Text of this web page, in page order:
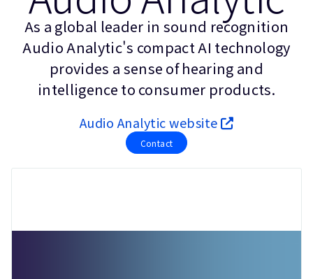
人材採用
研究連携
ウェブサイト
IR関連
セキュリティ脆弱性の報告
110 Fulbourn Road
As a global leader in sound recognition
Audio Analytic's compact AI technology
provides a sense of hearing and
intelligence to consumer products.
Audio Analytic website
Contact